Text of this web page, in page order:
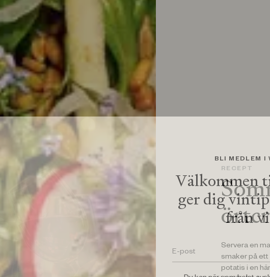
BLI MEDLEM I
Välkommen
ger dig
från
RECEPT
Servera en
smaker på ett
potatis i en